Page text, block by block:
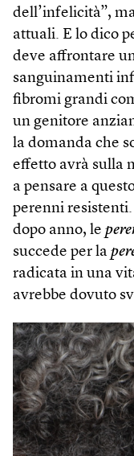
dell’infelicità”,
attuali. E lo dico
deve affrontare
sanguinamenti
fibromi grandi
un genitore
la domanda che
effetto avrà sulla
a pensare a
perenni
dopo anno, le
succede per la
radicata in una
avrebbe dovuto